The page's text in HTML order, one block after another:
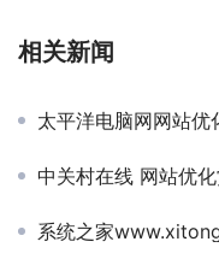
相关新闻
太平洋电脑网网站优
中关村在线 网站优
系统之家